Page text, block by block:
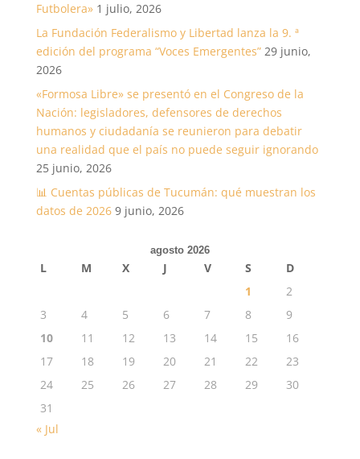
Futbolera» 1 julio, 2026
La Fundación Federalismo y Libertad lanza la 9. ª
edición del programa “Voces Emergentes” 29 junio,
2026
«Formosa Libre» se presentó en el Congreso de la
Nación: legisladores, defensores de derechos
humanos y ciudadanía se reunieron para debatir
una realidad que el país no puede seguir ignorando
25 junio, 2026
📊 Cuentas públicas de Tucumán: qué muestran los
datos de 2026 9 junio, 2026
agosto 2026
L M X J V S
D
1
2
3
4 5 6 7 8
9
10
11 12 13 14 15
16
17
18 19 20 21 22
23
24
25 26 27 28 29
30
31
« Jul